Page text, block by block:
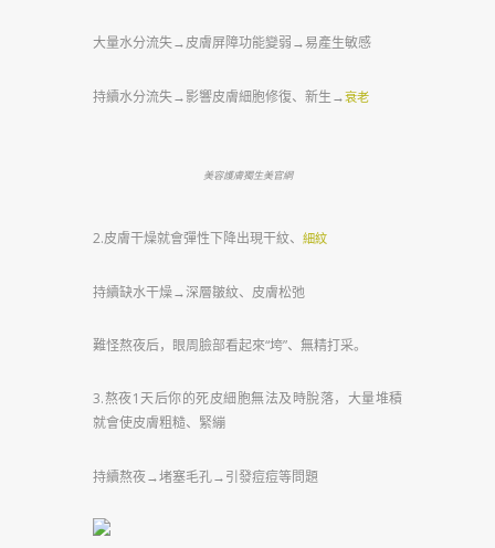
大量水分流失→皮膚屏障功能變弱→易產生敏感
持續水分流失→影響皮膚細胞修復、新生→衰老
美容護膚獨生美官網
2.皮膚干燥就會彈性下降出現干紋、 細紋
持續缺水干燥→深層皺紋、皮膚松弛
難怪熬夜后，眼周臉部看起來“垮”、無精打采。
3.熬夜1天后你的死皮細胞無法及時脫落，大量堆積
就會使皮膚粗糙、緊繃
持續熬夜→堵塞毛孔→引發痘痘等問題